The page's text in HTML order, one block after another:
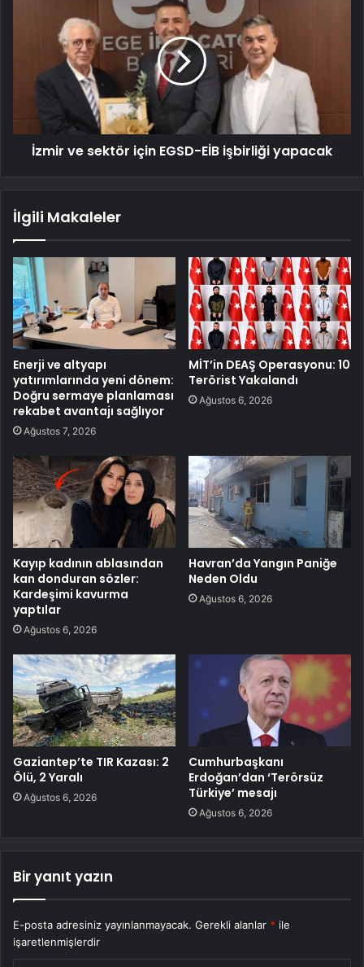
İzmir ve sektör için EGSD-EİB işbirliği yapacak
İlgili Makaleler
Enerji ve altyapı
yatırımlarında yeni dönem:
Doğru sermaye planlaması
rekabet avantajı sağlıyor
Ağustos 7, 2026
MİT’in DEAŞ Operasyonu: 10
Terörist Yakalandı
Ağustos 6, 2026
Kayıp kadının ablasından
kan donduran sözler:
Kardeşimi kavurma
yaptılar
Ağustos 6, 2026
Havran’da Yangın Paniğe
Neden Oldu
Ağustos 6, 2026
Gaziantep’te TIR Kazası: 2
Ölü, 2 Yaralı
Ağustos 6, 2026
Cumhurbaşkanı
Erdoğan’dan ‘Terörsüz
Türkiye’ mesajı
Ağustos 6, 2026
Bir yanıt yazın
E-posta adresiniz yayınlanmayacak. Gerekli alanlar * ile
işaretlenmişlerdir